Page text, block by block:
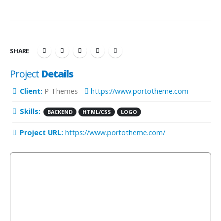
SHARE
Project Details
Client: P-Themes - https://www.portotheme.com
Skills: BACKEND HTML/CSS LOGO
Project URL: https://www.portotheme.com/